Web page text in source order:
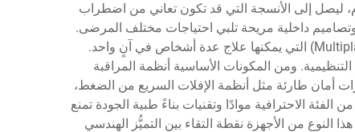
ليصل إلى الأنسجة التي قد تكون تعاني من اضطراب
داخلية مريحة تلبي احتياجات مختلف المرضى.
وتتوفر هذه الغرف بعدة تكوينات، منها الوحدات الأحادية (Monoplace) المصممة لمريض واحد، والغرف المتعددة الأماكن (Multiplace) التي يمكنها علاج عدة أشخاص في آنٍ واحد.
ومن المكونات الأساسية أنظمة المراقبة
أمان طارئة مثل أنظمة الإفلات السريع من الضغط،
الاحترافية موادًا وتقنيات بناءً طبية الجودة تمنع
النوع من الأجهزة نقطة التقاء بين التميُّز الهندسي